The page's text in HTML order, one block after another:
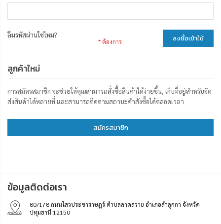
ลงชื่อเข้าใช้
ลืมรหัสผ่านใช่ไหม?
ลูกค้าใหม่
การสมัครสมาชิก จะช่วยให้คุณสามารถสั่งซื้อสินค้าได้ง่ายขึ้น, เก็บที่อยู่สำหรับจัด
ส่งสินค้าได้หลายที่ และสามารถติดตามสถานะคำสั่งซื้อได้ตลอดเวลา
สมัครสมาชิก
ข้อมูลติดต่อเรา
80/178 ถนนไสวประชาราษฎร์ ตำบลลาดสวาย อำเภอลำลูกกา จังหวัด
ปทุมธานี 12150